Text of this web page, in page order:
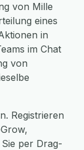
von Mille
eines
in
im Chat
von
Registrieren
per Drag-